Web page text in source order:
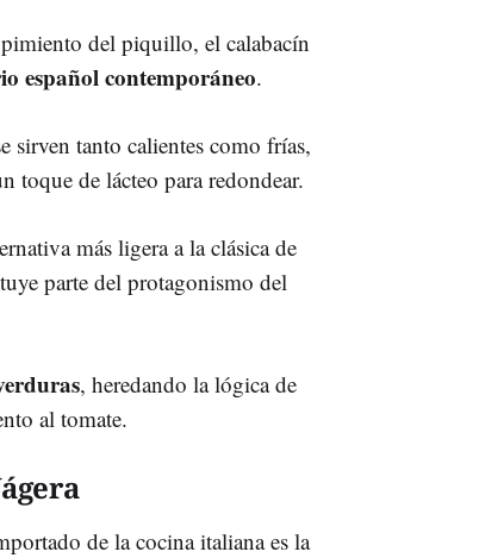
del piquillo, el calabacín
español contemporáneo.
sirven tanto calientes como frías,
toque de lácteo para redondear.
más ligera a la clásica de
parte del protagonismo del
, heredando la lógica de
al tomate.
de la cocina italiana es la